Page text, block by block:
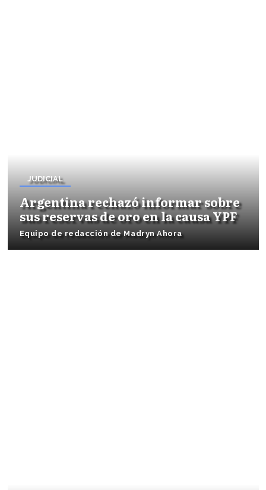
JUDICIAL
Argentina rechazó informar sobre
sus reservas de oro en la causa YPF
Equipo de redacción de Madryn Ahora